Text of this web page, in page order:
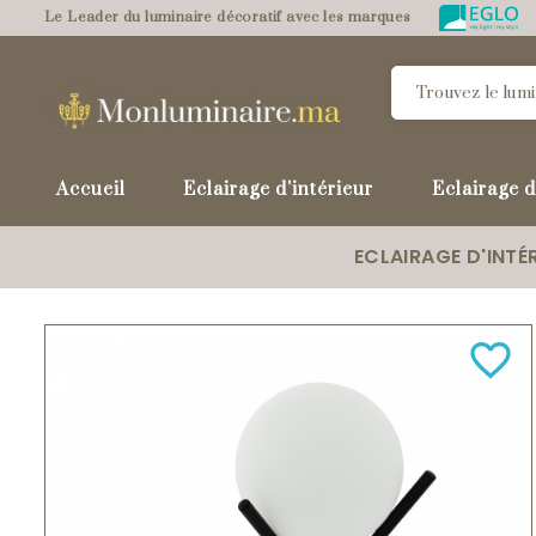
Le Leader du luminaire décoratif avec les marques
Accueil Eclairage d'intérieur Eclairage
ECLAIRAGE
favorite_border